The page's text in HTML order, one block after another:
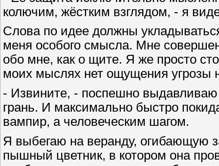
колючим, жёстким взглядом, - я
Слова по идее должны
меня особого смысла. Мне
обо мне, как о щите. Я же просто
моих мыслях нет ощущения угрозы
- Извините, - поспешно
грань. И максимально быстро
вампир, а человеческим шагом.
Я выбегаю на веранду, огибающую
пышный цветник, в котором она